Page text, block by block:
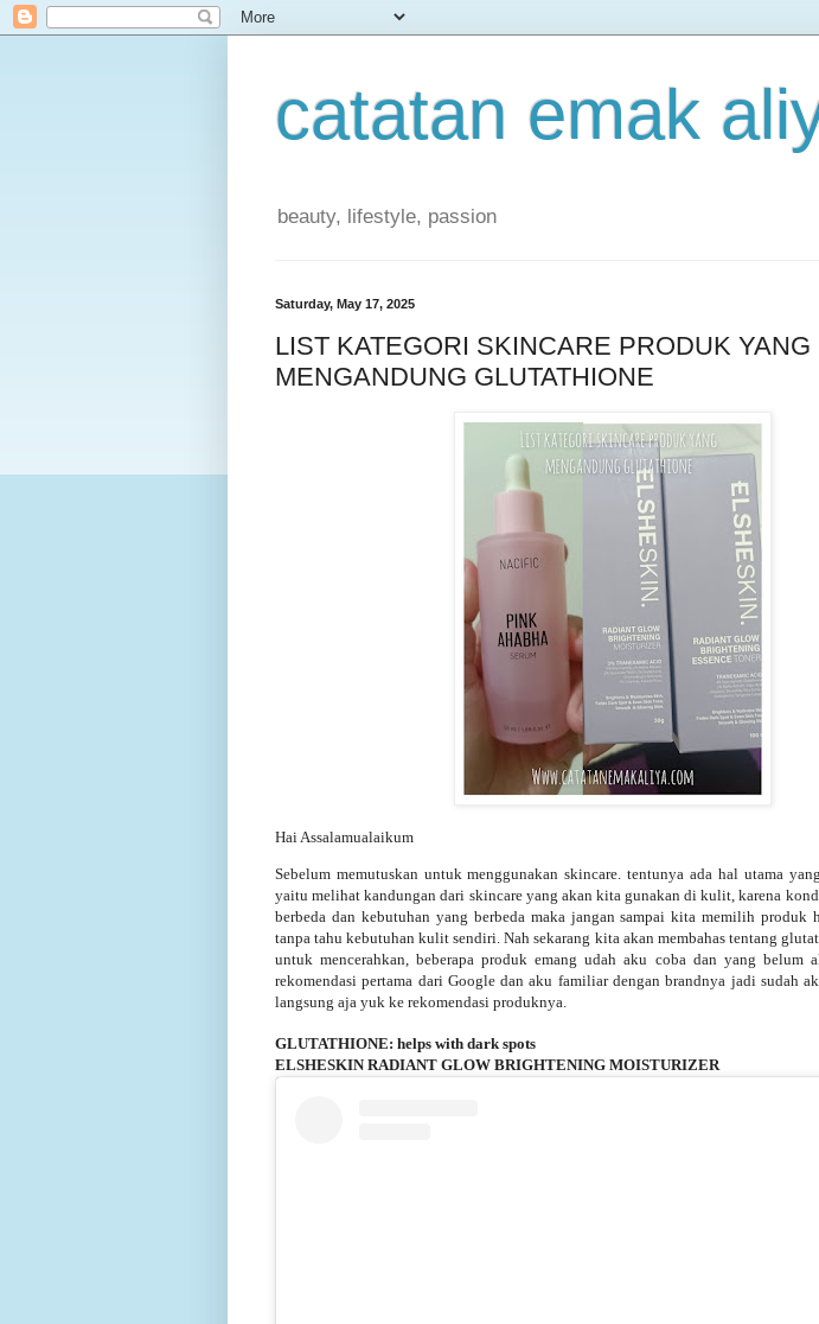
catatan emak
beauty, lifestyle, passion
Saturday, May 17, 2025
LIST KATEGORI SKINCARE PRODUK YANG
MENGANDUNG GLUTATHIONE
Hai Assalamualaikum
Sebelum memutuskan untuk menggunakan skincare. tentunya ada hal utama
yaitu melihat kandungan dari skincare yang akan kita gunakan di kulit, karena
berbeda dan kebutuhan yang berbeda maka jangan sampai kita memilih produk
tanpa tahu kebutuhan kulit sendiri. Nah sekarang kita akan membahas tentang
untuk mencerahkan, beberapa produk emang udah aku coba dan yang belum
rekomendasi pertama dari Google dan aku familiar dengan brandnya jadi sudah
langsung aja yuk ke rekomendasi produknya.
GLUTATHIONE: helps with dark spots
ELSHESKIN RADIANT GLOW BRIGHTENING MOISTURIZER